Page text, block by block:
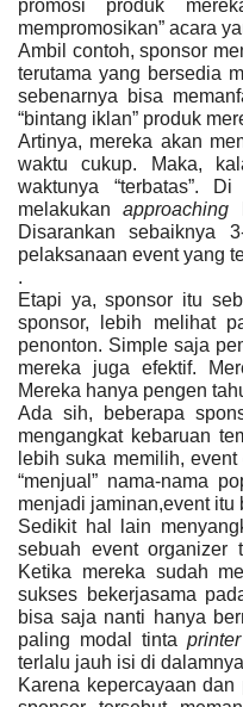
promosi produk
mempromosikan” acara
Ambil contoh, sponsor
terutama yang bersedia
sebenarnya bisa
“bintang iklan” produk
Artinya, mereka akan
waktu cukup. Maka,
waktunya “terbatas”.
melakukanapproaching
Disarankan sebaiknya
pelaksanaan event yang
.
Etapi ya, sponsor itu
sponsor, lebih melihat
penonton. Simple saja
mereka juga efektif.
Mereka hanya pengen
Ada sih, beberapa
mengangkat kebaruan
lebih suka memilih,
“menjual” nama-nama
menjadi jaminan,event itu
Sedikit hal lain
sebuah event organizer
Ketika mereka sudah
sukses bekerjasama
bisa saja nanti hanya
paling modal tinta printer
terlalu jauh isi di dalamnya
Karena kepercayaan